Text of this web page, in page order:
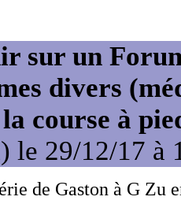
sur un
divers
course à
le 29/12/17 à
de Gaston à G Zu